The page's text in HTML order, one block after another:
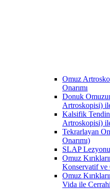
Omuz
Onarımı
Donuk
Artroskopisi)
Kalsifik
Artroskopisi)
Tekrarlayan
Onarımı)
SLAP Lezyonu
Omuz
Konservatif ve
Omuz
Vida ile